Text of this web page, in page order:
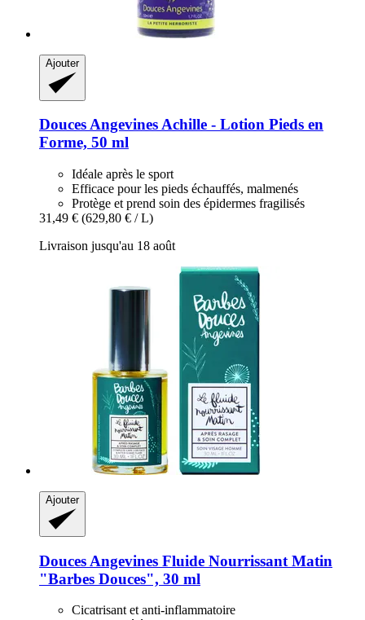
Ajouter
Douces AngevinesAchille -​ Lotion Pieds en
Forme, 50 ml
Idéale après le sport
Efficace pour les pieds échauffés, malmenés
Protège et prend soin des épidermes fragilisés
31,49 € (629,80 € / L)
Livraison jusqu'au 18 août
Ajouter
Douces Angevines Fluide Nourrissant Matin
"Barbes Douces", 30 ml
Cicatrisant et anti-inflammatoire